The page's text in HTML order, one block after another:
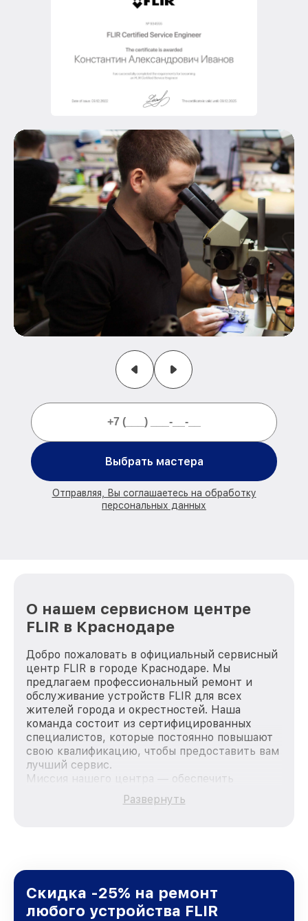
Выбрать мастера
Отправляя, Вы соглашаетесь на обработку
персональных данных
О нашем сервисном центре
FLIR в Краснодаре
Добро пожаловать в официальный сервисный
центр FLIR в городе Краснодаре. Мы
предлагаем профессиональный ремонт и
обслуживание устройств FLIR для всех
жителей города и окрестностей. Наша
команда состоит из сертифицированных
специалистов, которые постоянно повышают
свою квалификацию, чтобы предоставить вам
лучший сервис.
Миссия нашего центра — обеспечить
качественный и доступный ремонт для
каждого пользователя продукции FLIR, вне
Краснодаре, постоянно повышая уровень
доверия и лояльности наших клиентов.
Развернуть
Скидка -25% на ремонт
любого устройства FLIR